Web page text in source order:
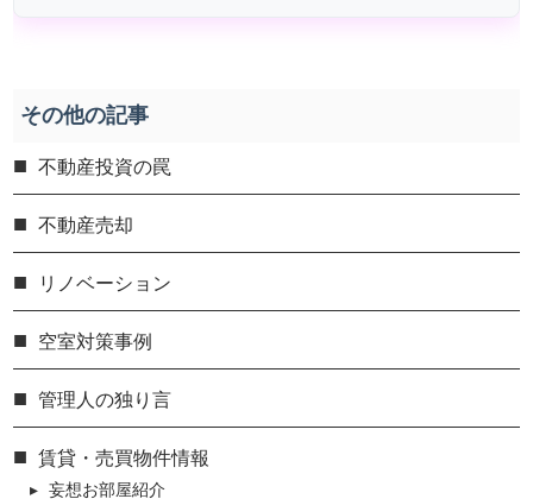
その他の記事
不動産投資の罠
不動産売却
リノベーション
空室対策事例
管理人の独り言
賃貸・売買物件情報
妄想お部屋紹介